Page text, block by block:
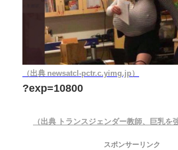
（出典 newsatcl-pctr.c.yimg.jp）
?exp=10800
（出典 トランスジェンダー教師、巨乳を
スポンサーリンク